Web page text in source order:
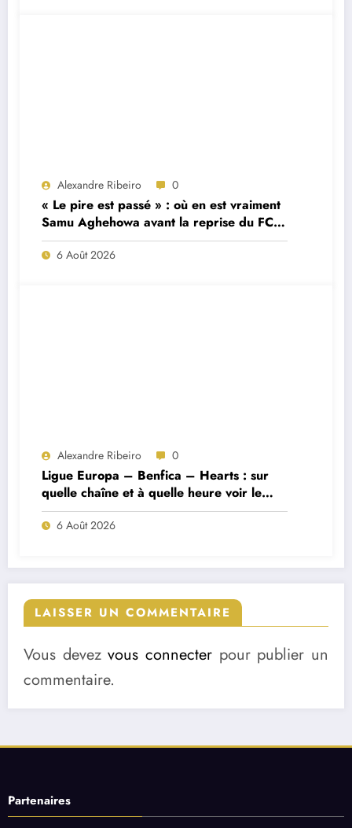
Alexandre Ribeiro 0
« Le pire est passé » : où en est vraiment
Samu Aghehowa avant la reprise du FC
Porto ?
6 Août 2026
Alexandre Ribeiro 0
Ligue Europa – Benfica – Hearts : sur
quelle chaîne et à quelle heure voir le
match ?
6 Août 2026
LAISSER UN COMMENTAIRE
Vous devezvous connecter pour publier un
commentaire.
Partenaires